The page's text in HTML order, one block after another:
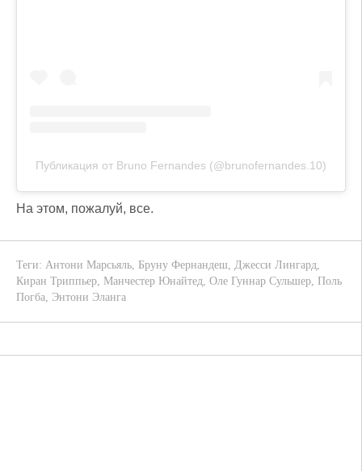
Публикация от Bruno Fernandes (@brunofernandes.10)
На этом, пожалуй, все.
Теги: Антони Марсьяль, Бруну Фернандеш, Джесси Лингард,
Киран Триппьер, Манчестер Юнайтед, Оле Гуннар Сульшер, Поль
Погба, Энтони Эланга